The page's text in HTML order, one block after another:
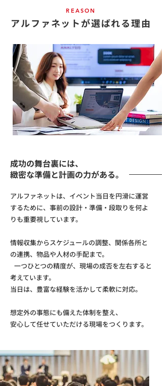
REASON
アルファネットが選ばれる理由
成功の舞台裏には、
緻密な準備と計画の力がある。
アルファネットは、イベント当日を円滑に運営
するために、 事前の設計・準備・段取りを何よ
りも重要視しています。
情報収集からスケジュールの調整、関係各所と
の連携、物品や人材の手配まで。
一つひとつの精度が、現場の成否を左右すると
考えています。
当日は、豊富な経験を活かして柔軟に対応。
想定外の事態にも備えた体制を整え、
安心して任せていただける現場をつくります。